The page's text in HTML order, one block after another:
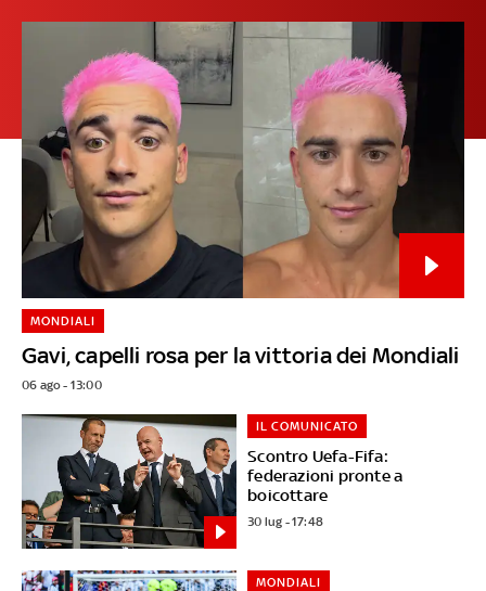
Gavi, capelli rosa per la vittoria dei Mondiali
MONDIALI
06 ago - 13:00
Scontro Uefa-Fifa:
federazioni pronte a
boicottare
IL COMUNICATO
30 lug - 17:48
MONDIALI